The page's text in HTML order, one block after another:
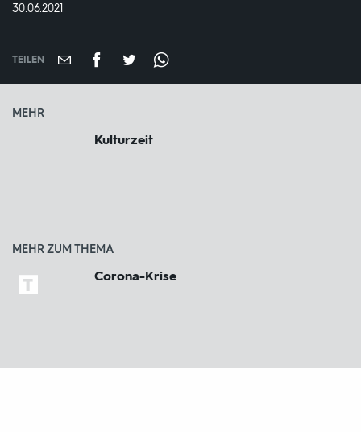
DATUM:
30.06.2021
TEILEN
MEHR
Kulturzeit
MEHR ZUM THEMA
Corona-Krise